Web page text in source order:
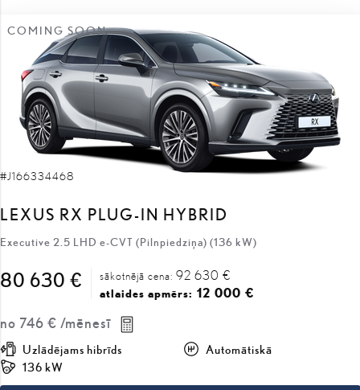
COMING SOON
#J166334468
LEXUS RX PLUG-IN HYBRID
Executive 2.5 LHD e-CVT (Pilnpiedziņa) (136 kW)
80 630 € sākotnējā cena: 92 630 €
atlaides apmērs: 12 000 €
no 746 € /mēnesī
Uzlādējams hibrīds
Automātiskā
136 kW